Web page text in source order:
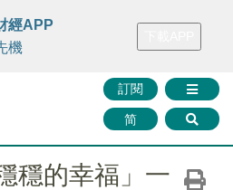
FINMETA 財華證券 媒體矩陣
訂閱
简
經APP
機
穩的幸福」一